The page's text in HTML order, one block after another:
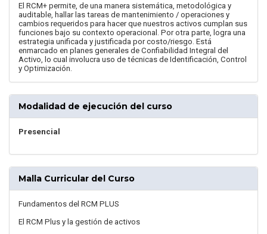
El RCM+ permite, de una manera sistemática, metodológica y
auditable, hallar las tareas de mantenimiento / operaciones y
cambios requeridos para hacer que nuestros activos cumplan sus
funciones bajo su contexto operacional. Por otra parte, logra una
estrategia unificada y justificada por costo/riesgo. Está
enmarcado en planes generales de Confiabilidad Integral del
Activo, lo cual involucra uso de técnicas de Identificación, Control
y Optimización.
Modalidad de ejecución del curso
Presencial
Malla Curricular del Curso
Fundamentos del RCM PLUS
El RCM Plus y la gestión de activos